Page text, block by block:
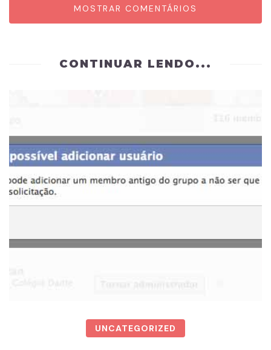
MOSTRAR COMENTÁRIOS
CONTINUAR LENDO...
UNCATEGORIZED